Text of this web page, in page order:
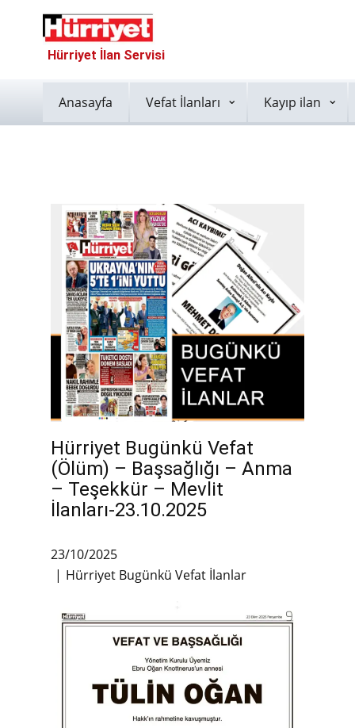
Hürriyet İlan Servisi
Anasayfa Vefat İlanları Kayıp ilan
Hürriyet Bugünkü Vefat
(Ölüm) – Başsağlığı – Anma
– Teşekkür – Mevlit
İlanları-23.10.2025
23/10/2025
Hürriyet Bugünkü Vefat İlanlar